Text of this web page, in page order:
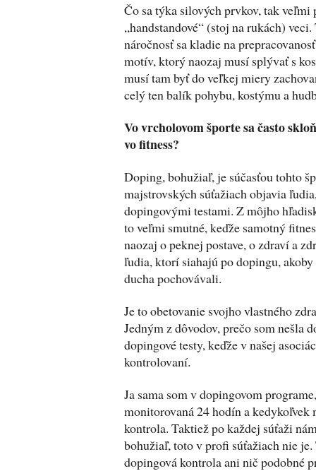
Čo sa týka silových prvkov, tak veľmi
„handstandové“ (stoj na rukách)
náročnosť sa kladie na
motív, ktorý naozaj musí splývať s
musí tam byť do veľkej miery
celý ten balík pohybu, kostýmu a
Vo vrcholovom športe sa často
vo fitness?
Doping, bohužiaľ, je súčasťou tohto
majstrovských súťažiach objavia
dopingovými testami. Z môjho
to veľmi smutné, keďže samotný
naozaj o peknej postave, o zdraví a
ľudia, ktorí siahajú po dopingu,
ducha pochovávali.
Je to obetovanie svojho vlastného
Jedným z dôvodov, prečo som nešla
dopingové testy, keďže v našej
kontrolovaní.
Ja sama som v dopingovom
monitorovaná 24 hodín a kedykoľvek
kontrola. Taktiež po každej súťaži
bohužiaľ, toto v profi súťažiach nie je.
dopingová kontrola ani nič podobné